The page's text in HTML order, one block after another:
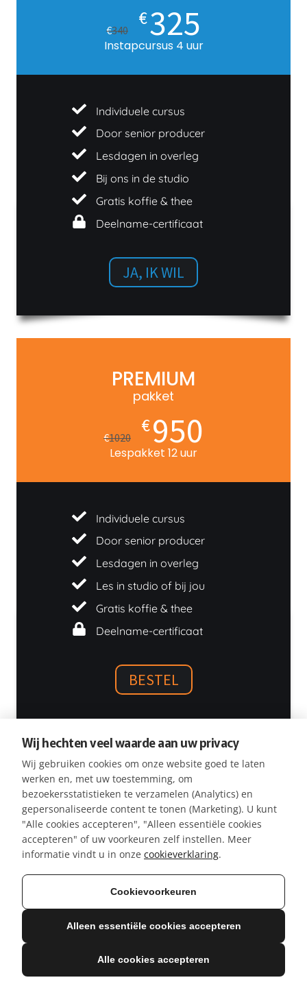
€340
€325
Instapcursus 4 uur
Individuele cursus
Door senior producer
Lesdagen in overleg
Bij ons in de studio
Gratis koffie & thee
Deelname-certificaat
JA, IK WIL
PREMIUM
pakket
€1020
€950
Lespakket 12 uur
Individuele cursus
Door senior producer
Lesdagen in overleg
Les in studio of bij jou
Gratis koffie & thee
Deelname-certificaat
BESTEL
POPULAIR
ULTIMATE
pakket
€2040
€1850
Lespakket 24 uur
Individuele cursus
Wij hechten veel waarde aan uw privacy
Wij gebruiken cookies om onze website goed te laten
werken en, met uw toestemming, om
bezoekersstatistieken te verzamelen (Analytics) en
gepersonaliseerde content te tonen (Marketing). U kunt
"Alle cookies accepteren", "Alleen essentiële cookies
accepteren" of uw voorkeuren zelf instellen. Meer
informatie vindt u in onze cookieverklaring.
Cookievoorkeuren
Alleen essentiële cookies accepteren
Alle cookies accepteren